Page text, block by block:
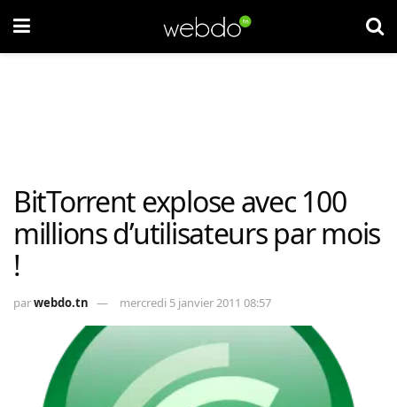
BitTorrent explose avec 100
millions d’utilisateurs par mois
!
parwebdo.tn mercredi 5 janvier 2011 08:57